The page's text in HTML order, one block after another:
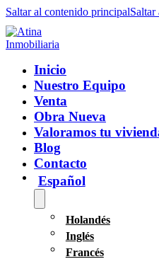
Saltar al contenido principalSaltar
Inicio
Nuestro Equipo
Venta
Obra Nueva
Valoramos tu
Blog
Contacto
Español
Holandés
Inglés
Francés